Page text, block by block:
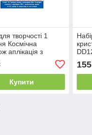
творчості 1
Космічна
аплікація з
954552
Купити
155